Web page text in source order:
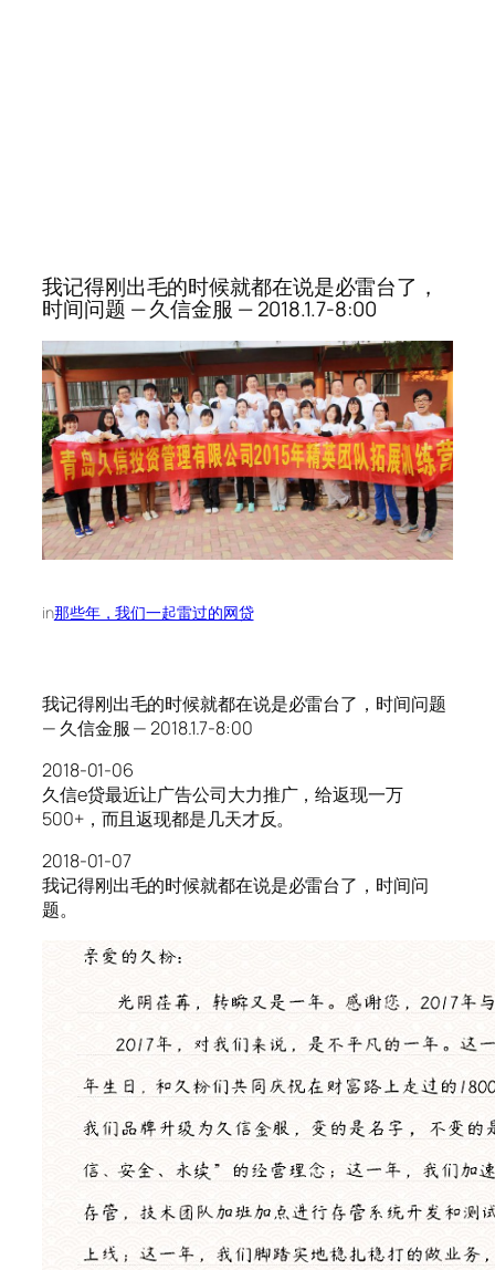
我记得刚出毛的时候就都在说是必雷台了，
时间问题 — 久信金服 — 2018.1.7-8:00
in那些年，我们一起雷过的网贷
我记得刚出毛的时候就都在说是必雷台了，时间问题
— 久信金服 — 2018.1.7-8:00
2018-01-06
久信e贷最近让广告公司大力推广，给返现一万
500+，而且返现都是几天才反。
2018-01-07
我记得刚出毛的时候就都在说是必雷台了，时间问
题。